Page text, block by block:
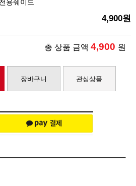
용쉐이드
4,900원
총 상품 금액 4,900 원
장바구니 관심상품